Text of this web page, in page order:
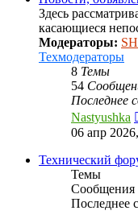
Здесь
касающиеся
Модераторы:
Техмодераторы
8 Темы
54
Последнее
Nastyushka
06 апр
Технический
Темы
Сообщения
Последнее